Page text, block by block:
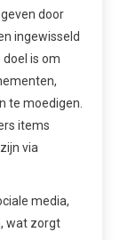
door
ingewisseld
is om
te moedigen.
items
via
media,
wat zorgt